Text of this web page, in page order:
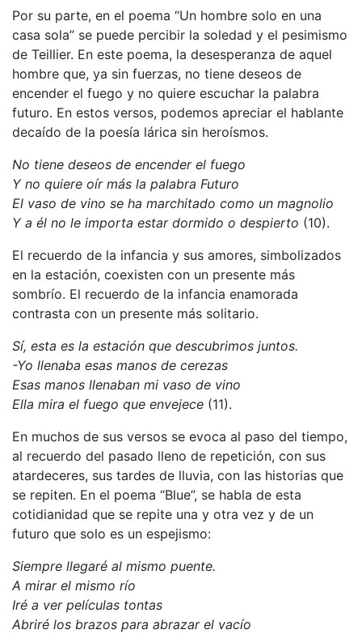
Por su parte, en el poema “Un hombre solo en una
casa sola” se puede percibir la soledad y el pesimismo
de Teillier. En este poema, la desesperanza de aquel
hombre que, ya sin fuerzas, no tiene deseos de
encender el fuego y no quiere escuchar la palabra
futuro. En estos versos, podemos apreciar el hablante
decaído de la poesía lárica sin heroísmos.
No tiene deseos de encender el fuego
Y no quiere oír más la palabra Futuro
El vaso de vino se ha marchitado como un magnolio
Y a él no le importa estar dormido o despierto (10).
El recuerdo de la infancia y sus amores, simbolizados
en la estación, coexisten con un presente más
sombrío. El recuerdo de la infancia enamorada
contrasta con un presente más solitario.
Sí, esta es la estación que descubrimos juntos.
-Yo llenaba esas manos de cerezas
Esas manos llenaban mi vaso de vino
Ella mira el fuego que envejece (11).
En muchos de sus versos se evoca al paso del tiempo,
al recuerdo del pasado lleno de repetición, con sus
atardeceres, sus tardes de lluvia, con las historias que
se repiten. En el poema “Blue”, se habla de esta
cotidianidad que se repite una y otra vez y de un
futuro que solo es un espejismo:
Siempre llegaré al mismo puente.
A mirar el mismo río
Iré a ver películas tontas
Abriré los brazos para abrazar el vacío